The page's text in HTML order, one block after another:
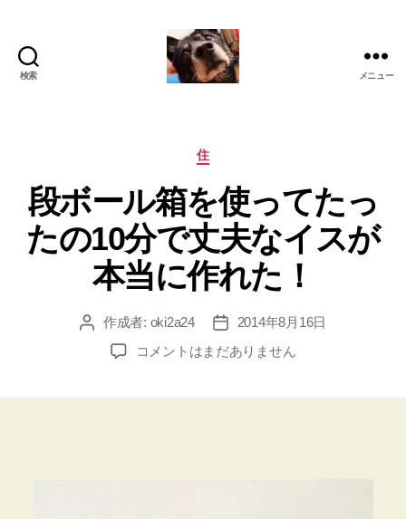
検索 メニュー
カ
ゴ
リ
ー
住
段ボール箱を使ってたっ
たの10分で丈夫なイスが
本当に作れた！
投 作成者: oki2a24
投
稿
日
2014年8月16日
段
コメントはまだありません